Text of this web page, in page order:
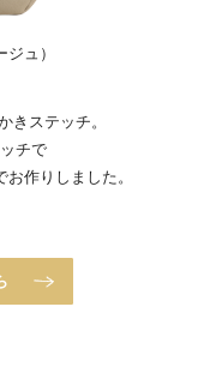
ュ）
きステッチ。
チで
作りしました。